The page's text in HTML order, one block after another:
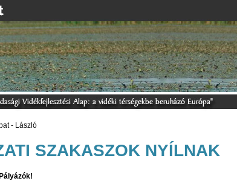
- László
SZAKASZOK NYÍLNAK